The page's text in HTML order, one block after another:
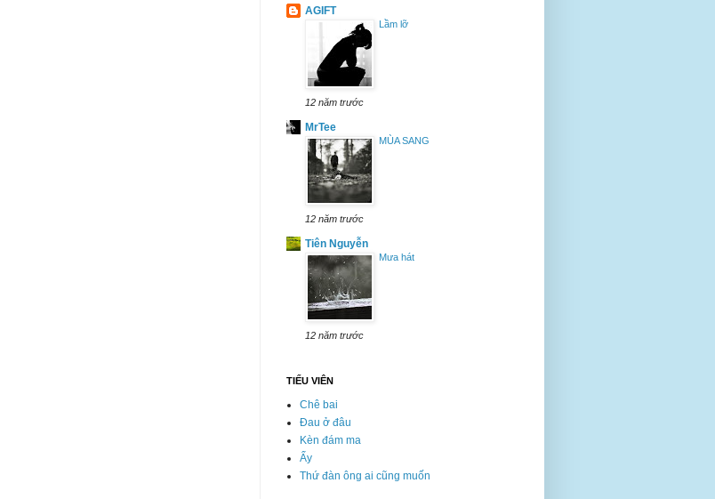
AGIFT
Lầm lỡ
12 năm trước
MrTee
MÙA SANG
12 năm trước
Tiên Nguyễn
Mưa hát
12 năm trước
TIẾU VIÊN
Chê bai
Đau ở đâu
Kèn đám ma
Ấy
Thứ đàn ông ai cũng muốn